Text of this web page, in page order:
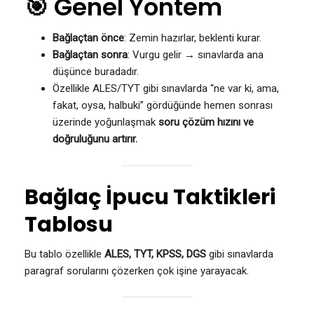
🎯 Genel Yöntem
Bağlaçtan önce: Zemin hazırlar, beklenti kurar.
Bağlaçtan sonra: Vurgu gelir → sınavlarda ana
düşünce buradadır.
Özellikle ALES/TYT gibi sınavlarda “ne var ki, ama,
fakat, oysa, halbuki” gördüğünde hemen sonrası
üzerinde yoğunlaşmak soru çözüm hızını ve
doğruluğunu artırır.
Bağlaç İpucu Taktikleri
Tablosu
Bu tablo özellikle ALES, TYT, KPSS, DGS gibi sınavlarda
paragraf sorularını çözerken çok işine yarayacak.